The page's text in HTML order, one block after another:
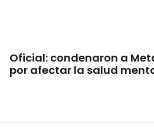
Oficial: condenaron a
por afectar la salud